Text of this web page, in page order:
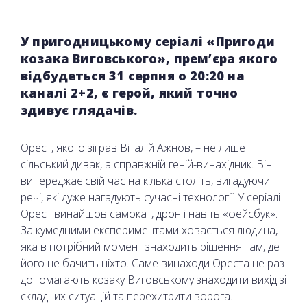
У пригодницькому серіалі «Пригоди
козака Виговського», прем’єра якого
відбудеться 31 серпня о 20:20 на
каналі 2+2, є герой, який точно
здивує глядачів.
Орест, якого зіграв Віталій Ажнов, – не лише
сільський дивак, а справжній геній-винахідник. Він
випереджає свій час на кілька століть, вигадуючи
речі, які дуже нагадують сучасні технології. У серіалі
Орест винайшов самокат, дрон і навіть «фейсбук».
За кумедними експериментами ховається людина,
яка в потрібний момент знаходить рішення там, де
його не бачить ніхто. Саме винаходи Ореста не раз
допомагають козаку Виговському знаходити вихід зі
складних ситуацій та перехитрити ворога.